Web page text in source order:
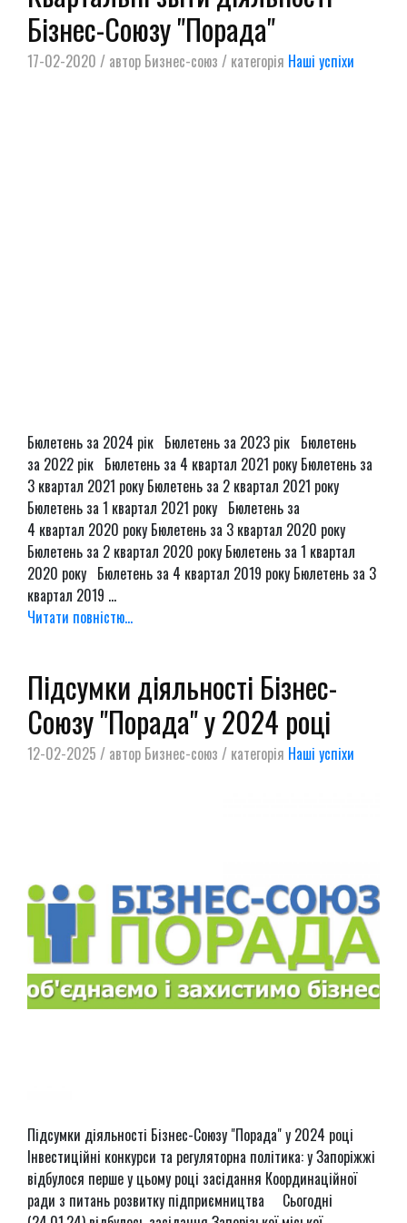
Бізнес-Союзу "Порада"
17-02-2020 / автор Бизнес-союз / категорія Наші успіхи
Бюлетень за 2024 рік Бюлетень за 2023 рік Бюлетень
за 2022 рік Бюлетень за 4 квартал 2021 року Бюлетень за
3 квартал 2021 року Бюлетень за 2 квартал 2021 року
Бюлетень за 1 квартал 2021 року Бюлетень за
4 квартал 2020 року Бюлетень за 3 квартал 2020 року
Бюлетень за 2 квартал 2020 року Бюлетень за 1 квартал
2020 року Бюлетень за 4 квартал 2019 року Бюлетень за 3
квартал 2019 ...
Читати повністю...
Підсумки діяльності Бізнес-
Союзу "Порада" у 2024 році
12-02-2025 / автор Бизнес-союз / категорія Наші успіхи
Підсумки діяльності Бізнес-Союзу "Порада" у 2024 році
Інвестиційні конкурси та регуляторна політика: у Запоріжжі
відбулося перше у цьому році засідання Координаційної
ради з питань розвитку підприємництва Сьогодні